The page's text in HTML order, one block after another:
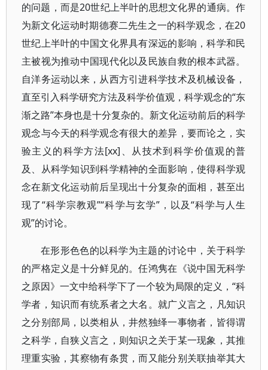
的问题，而是20世纪上半叶的思想文化界的通病。作
为新文化运动时期德赛二先生之一的科学观念，在20
世纪上半叶的中国文化界具有深远的影响，科学和民
主被视为推动中国现代化以及民族自救的根本武器。
自洋务运动以来，从西方引进科学技术及机械设备，
直至引入科学研究方法及科学价值观，科学观念的“东
渐之路”本身也是十分复杂的。新文化运动前后的科学
观念与今天的科学观念有很大的差异，要而论之，实
验主义的科学方法[xx]、从技术到科学价值观的普
及、从科学知识到科学精神的全面影响，使得科学观
念在新文化运动前后呈现出十分复杂的面相，甚至出
现了“科学宗教观”“科学与玄学”，以及“科学与人生
观”的讨论。
在形形色色的以科学为主题的讨论中，关于科学
的严格定义是十分鲜见的。任鸿隽在《说中国无科学
之原因》一文中给科学下了一个较为局限的定义，“科
学者，知识而有统系者之大名。就广义言之，凡知识
之分别部局，以类相从，井然独绎一事物者，皆得谓
之科学，自狭义言之，则知识之关于某一现象，其推
理重实验，其察物有条贯，而又能分别关联抽举其大